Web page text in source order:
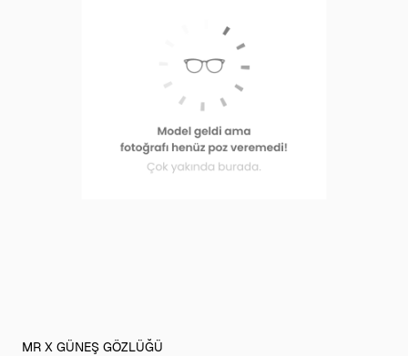
MR X GÜNEŞ GÖZLÜĞÜ